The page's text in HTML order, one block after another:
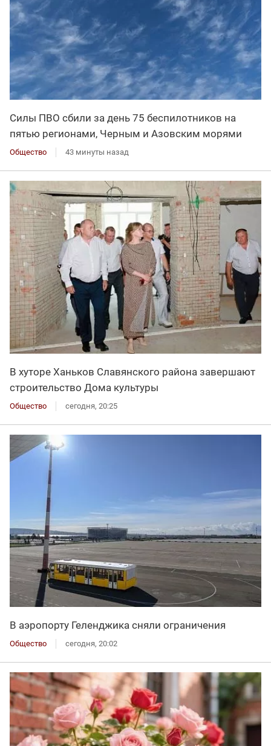
Силы ПВО сбили за день 75 беспилотников на
пятью регионами, Черным и Азовским морями
Общество 43 минуты назад
В хуторе Ханьков Славянского района завершают
строительство Дома культуры
Общество сегодня, 20:25
В аэропорту Геленджика сняли ограничения
Общество сегодня, 20:02